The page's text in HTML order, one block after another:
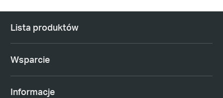
Lista produktów
Wsparcie
Informacje